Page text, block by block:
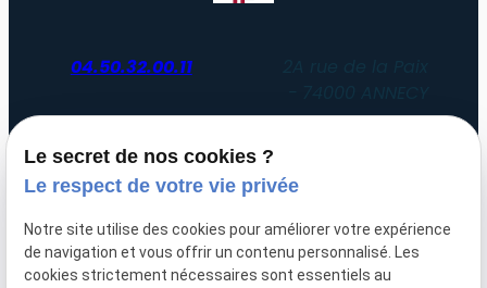
04.50.32.00.11
de 8h30 à 12h30 et de 14h00 à 19h00
Uniquement sur rendez-vous
SIRET :51052612200047
Le secret de nos cookies ?
Le respect de votre vie privée
Notre site utilise des cookies pour améliorer votre expérience
de navigation et vous offrir un contenu personnalisé. Les
cookies strictement nécessaires sont essentiels au